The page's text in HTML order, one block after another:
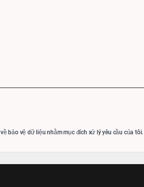
bảo vệ dữ liệu nhằm mục đích xử lý yêu cầu của tôi.